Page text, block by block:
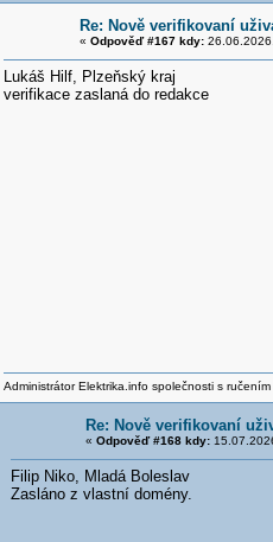
Re: Nově verifikovaní
« Odpověď #167 kdy:
Lukáš Hilf, Plzeňský kraj
verifikace zaslaná do redakce
Administrátor Elektrika.info společnosti s
Re: Nově verifikovaní
« Odpověď #168 kdy:
Filip Niko, Mladá Boleslav
Zasláno z vlastní domény.